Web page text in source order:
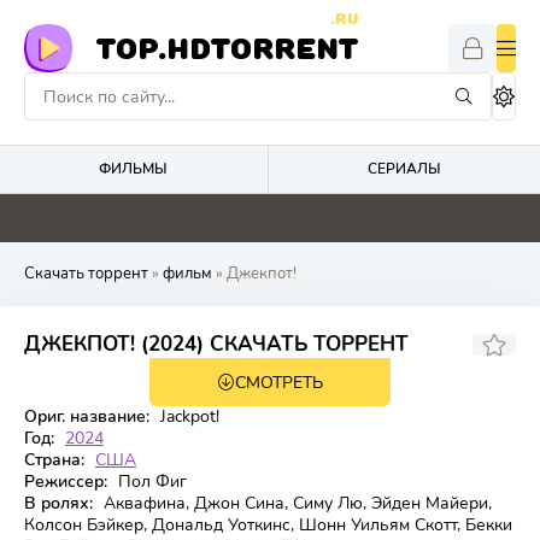
TOP.HDTORRENT
.RU
ФИЛЬМЫ СЕРИАЛЫ
0 0 0 0
Скачать торрент» фильм » Джекпот!
ДЖЕКПОТ! (2024) СКАЧАТЬ ТОРРЕНТ
6,041 5,8
СМОТРЕТЬ
Ориг. название: Jackpot!
Год: 2024
Страна: США
Режиссер: Пол Фиг
В ролях: Аквафина, Джон Сина, Симу Лю, Эйден Майери,
Колсон Бэйкер, Дональд Уоткинс, Шонн Уильям Скотт, Бекки